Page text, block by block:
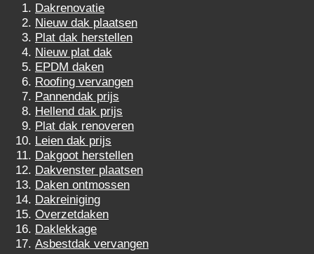
Dakrenovatie
Nieuw dak plaatsen
Plat dak herstellen
Nieuw plat dak
EPDM daken
Roofing vervangen
Pannendak prijs
Hellend dak prijs
Plat dak renoveren
Leien dak prijs
Dakgoot herstellen
Dakvenster plaatsen
Daken ontmossen
Dakreiniging
Overzetdaken
Daklekkage
Asbestdak vervangen